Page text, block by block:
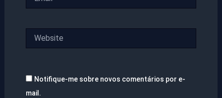
Notifique-me sobre novos comentários por e-
mail.